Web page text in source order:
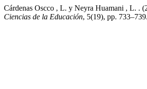
Cárdenas Oscco , L. y Neyra Huamani , L. .
Ciencias de la Educación, 5(19), pp.